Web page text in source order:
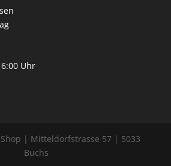
Uhr
| Mitteldorfstrasse 57 | 5033
Buchs